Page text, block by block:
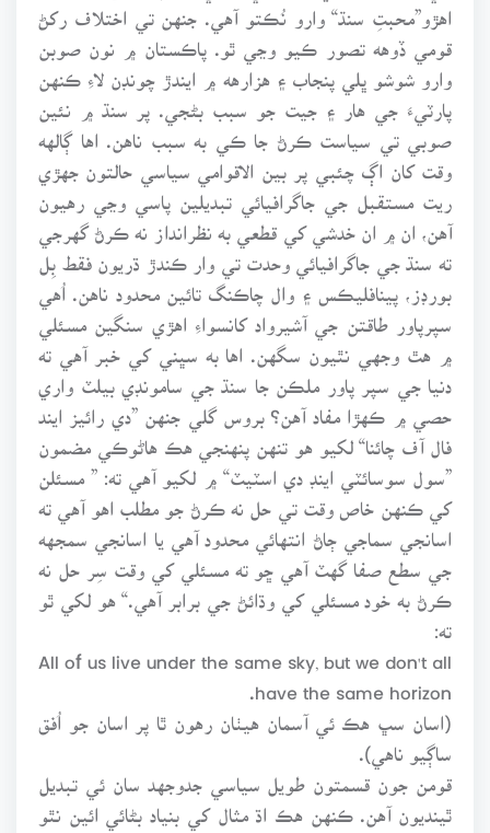
اهڙو”محبتِ سنڌ“ وارو نُڪتو آهي. جنهن تي اختلاف رکڻ
قومي ڏوهه تصور ڪيو وڃي ٿو. پاڪستان ۾ نون صوبن
وارو شوشو ڀلي پنجاب ۽ هزارهه ۾ ايندڙ چونڊن لاءِ ڪنهن
پارٽيءَ جي هار ۽ جيت جو سبب بڻجي. پر سنڌ ۾ نئين
صوبي تي سياست ڪرڻ جا ڪي به سبب ناهن. اها ڳالهه
وقت کان اڳ چئبي پر بين الاقوامي سياسي حالتون جهڙي
ريت مستقبل جي جاگرافيائي تبديلين پاسي وڃي رهيون
آهن، ان ۾ ان خدشي کي قطعي به نظرانداز نه ڪرڻ گهرجي
ته سنڌ جي جاگرافيائي وحدت تي وار ڪندڙ ڌريون فقط بِل
بورڊز، پينافليڪس ۽ وال چاڪنگ تائين محدود ناهن. اُهي
سپرپاور طاقتن جي آشيرواد کانسواءِ اهڙي سنگين مسئلي
۾ هٿ وجهي نٿيون سگهن. اها به سڀني کي خبر آهي ته
دنيا جي سپر پاور ملڪن جا سنڌ جي سامونڊي بيلٽ واري
حصي ۾ ڪهڙا مفاد آهن؟ بروس گلي جنهن ”دي رائيز ايند
فال آف چائنا“ لکيو هو تنهن پنهنجي هڪ هاڻوڪي مضمون
”سول سوسائٽي اينڊ دي اسٽيٽ“ ۾ لکيو آهي ته: ” مسئلن
کي ڪنهن خاص وقت تي حل نه ڪرڻ جو مطلب اهو آهي ته
اسانجي سماجي ڄاڻ انتهائي محدود آهي يا اسانجي سمجهه
جي سطع صفا گهٽ آهي ڇو ته مسئلي کي وقت سِر حل نه
ڪرڻ به خود مسئلي کي وڌائڻ جي برابر آهي.“ هو لکي ٿو
All of us live under the same sky, but we don't all
have the same horizon.
(اسان سڀ هڪ ئي آسمان هيٺان رهون ٿا پر اسان جو اُفق
ساڳيو ناهي).
قومن جون قسمتون طويل سياسي جدوجهد سان ئي تبديل
ٿينديون آهن. ڪنهن هڪ اڌ مثال کي بنياد بڻائي ائين نٿو